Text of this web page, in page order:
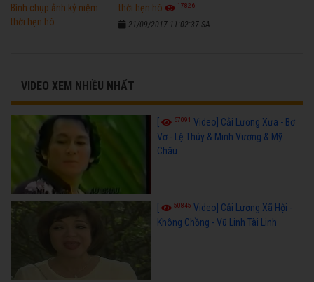
thời hẹn hò
17826
21/09/2017 11:02:37 SA
VIDEO XEM NHIỀU NHẤT
[ 67091 Video] Cải Lương Xưa - Bơ
Vơ - Lệ Thủy & Minh Vương & Mỹ
Châu
50845 Video] Cải Lương Xã Hội -
Không Chồng - Vũ Linh Tài Linh